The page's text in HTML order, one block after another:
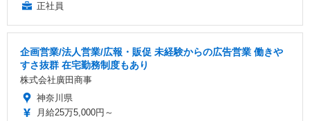
正社員
企画営業/法人営業/広報・販促 未経験からの広告営業 働きや
すさ抜群 在宅勤務制度もあり
株式会社廣田商事
神奈川県
月給25万5,000円～